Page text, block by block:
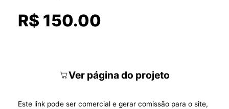
R$ 150.00
Ver página do projeto
Este link pode ser comercial e gerar comissão para o site,